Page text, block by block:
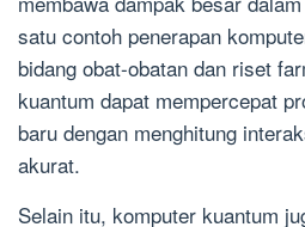
satu contoh penerapan
bidang obat-obatan dan riset
kuantum dapat mempercepat
baru dengan menghitung
akurat.
Selain itu, komputer kuantum